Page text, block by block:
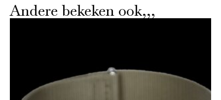
Andere bekeken ook,,,